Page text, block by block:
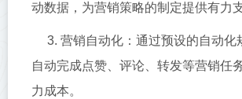
动数据，为营销策略的制定提供有力支
3. 营销自动化：通过预设的自动化
自动完成点赞、评论、转发等营销任
力成本。